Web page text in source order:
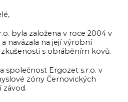
byla založena v roce 2004 v
navázala na její výrobní
s obráběním kovů.
společnost Ergozet s.r.o. v
zóny Černovických